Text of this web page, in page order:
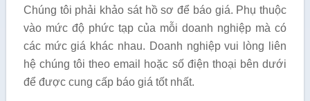
Chúng tôi phải khảo sát hồ sơ để báo giá. Phụ thuộc
vào mức độ phức tạp của mỗi doanh nghiệp mà có
các mức giá khác nhau. Doanh nghiệp vui lòng liên
hệ chúng tôi theo email hoặc số điện thoại bên dưới
để được cung cấp báo giá tốt nhất.